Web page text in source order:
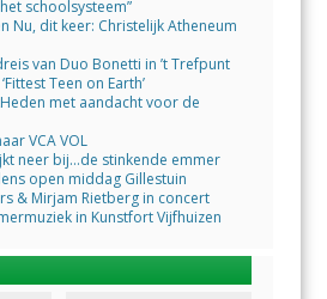
schoolsysteem”
Nu, dit keer: Christelijk Atheneum
van Duo Bonetti in ’t Trefpunt
Teen on Earth’
met aandacht voor de
VCA VOL
neer bij…de stinkende emmer
open middag Gillestuin
& Mirjam Rietberg in concert
in Kunstfort Vijfhuizen